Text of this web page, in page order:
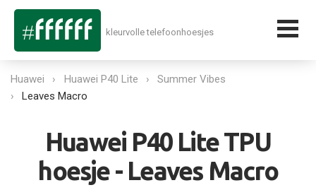
kleurvolle telefoonhoesjes
Huawei Huawei P40 Lite
Summer Vibes
Leaves Macro
Huawei P40 Lite TPU
hoesje - Leaves Macro